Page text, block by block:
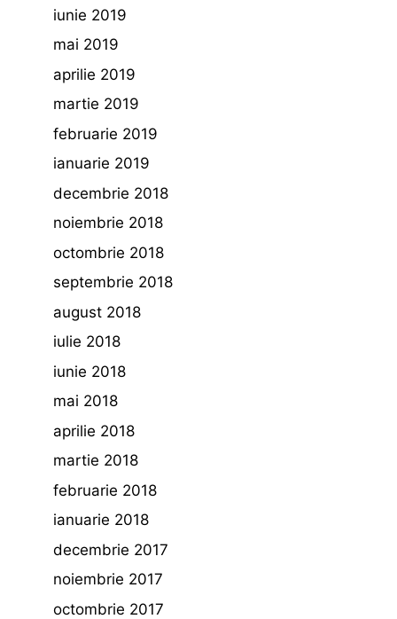
iunie 2019
mai 2019
aprilie 2019
martie 2019
februarie 2019
ianuarie 2019
decembrie 2018
noiembrie 2018
octombrie 2018
septembrie 2018
august 2018
iulie 2018
iunie 2018
mai 2018
aprilie 2018
martie 2018
februarie 2018
ianuarie 2018
decembrie 2017
noiembrie 2017
octombrie 2017